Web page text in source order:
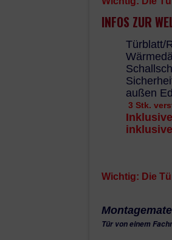
INFOS ZUR
Türblatt/
außen
3 Stk.
Wichtig: Die
Tür von einem